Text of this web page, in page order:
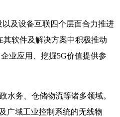
及设备互联四个层面合力推进
软件及解决方案中积极推动
业应用、挖掘5G价值提供参
水务、仓储物流等诸多领域。
广域工业控制系统的无线物